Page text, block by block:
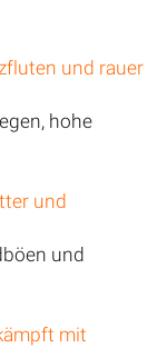
und rauer
hohe
und
und
mit